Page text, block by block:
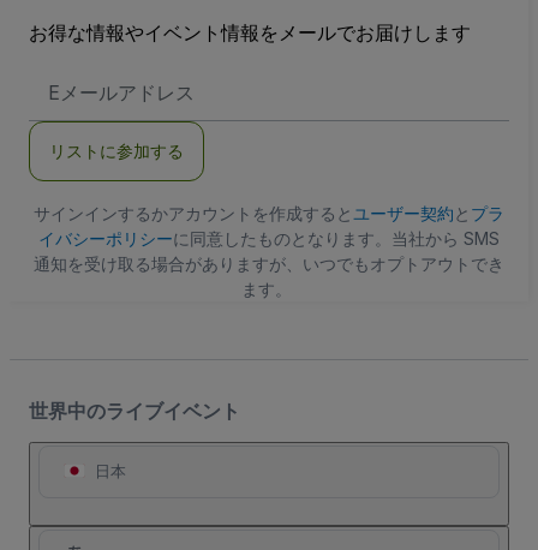
お得な情報やイベント情報をメールでお届けします
メ
ア
ス
リストに参加する
サインインするかアカウントを作成すると ユーザー契約と プラ
イバシーポリシーに同意したものとなります。当社から SMS
通知を受け取る場合がありますが、いつでもオプトアウトでき
ます。
世界中のライブイベント
日本